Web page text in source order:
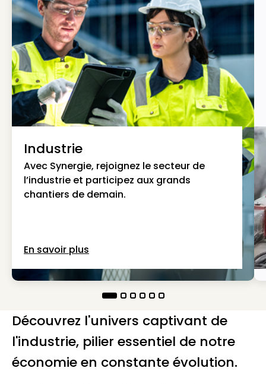
Industrie
Avec Synergie, rejoignez le secteur de
l’industrie et participez aux grands
chantiers de demain.
En savoir plus
Découvrez l'univers captivant de
l'industrie, pilier essentiel de notre
économie en constante évolution.